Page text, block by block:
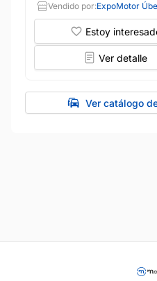
Vendido por:ExpoMotor
Estoy
Ver detalle
Ver catálogo